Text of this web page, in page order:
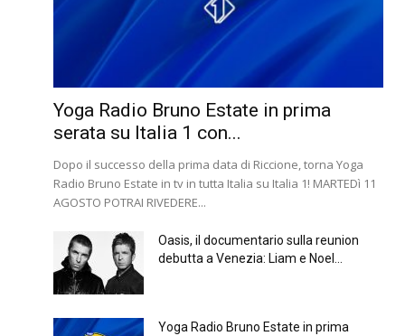
Yoga Radio Bruno Estate in prima
serata su Italia 1 con...
Dopo il successo della prima data di Riccione, torna Yoga
Radio Bruno Estate in tv in tutta Italia su Italia 1! MARTEDì 11
AGOSTO POTRAI RIVEDERE...
Oasis, il documentario sulla reunion
debutta a Venezia: Liam e Noel...
Yoga Radio Bruno Estate in prima